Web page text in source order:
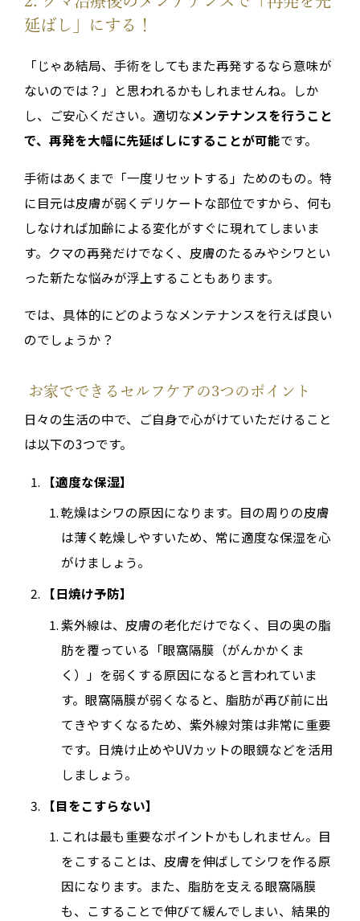
延ばし」にする！
「じゃあ結局、手術をしてもまた再発するなら意味が
ないのでは？」と思われるかもしれませんね。しか
し、ご安心ください。適切なメンテナンスを行うこと
で、再発を大幅に先延ばしにすることが可能です。
手術はあくまで「一度リセットする」ためのもの。特
に目元は皮膚が弱くデリケートな部位ですから、何も
しなければ加齢による変化がすぐに現れてしまいま
す。クマの再発だけでなく、皮膚のたるみやシワとい
った新たな悩みが浮上することもあります。
では、具体的にどのようなメンテナンスを行えば良い
のでしょうか？
お家でできるセルフケアの3つのポイント
日々の生活の中で、ご自身で心がけていただけること
は以下の3つです。
【適度な保湿】
乾燥はシワの原因になります。目の周りの皮膚
は薄く乾燥しやすいため、常に適度な保湿を心
がけましょう。
【日焼け予防】
紫外線は、皮膚の老化だけでなく、目の奥の脂
肪を覆っている「眼窩隔膜（がんかかくま
く）」を弱くする原因になると言われていま
す。眼窩隔膜が弱くなると、脂肪が再び前に出
てきやすくなるため、紫外線対策は非常に重要
です。日焼け止めやUVカットの眼鏡などを活用
しましょう。
【目をこすらない】
これは最も重要なポイントかもしれません。目
をこすることは、皮膚を伸ばしてシワを作る原
因になります。また、脂肪を支える眼窩隔膜
も、こすることで伸びて緩んでしまい、結果的